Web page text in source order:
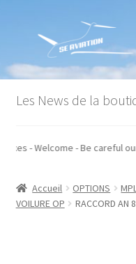
la
navigation
contenu
Accueil
Conditions générales de
Mon compte
Les News de la
taxes - Welcome - Be
Accueil OPTIONS
VOILURE OP
RACCORD AN